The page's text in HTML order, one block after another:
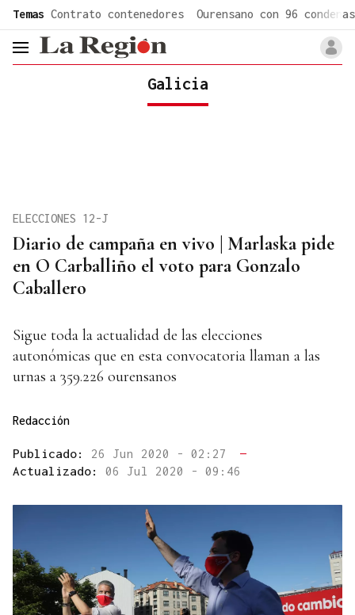
Temas Contrato contenedores Ourensano con 96 condenas
header.menu.open
Galicia
Diario de campaña en vivo | Marlaska pide
en O Carballiño el voto para Gonzalo
Caballero
ELECCIONES 12-J
Sigue toda la actualidad de las elecciones
autonómicas que en esta convocatoria llaman a las
urnas a 359.226 ourensanos
Redacción
Publicado: 26 Jun 2020 - 02:27
—
Actualizado: 06 Jul 2020 - 09:46